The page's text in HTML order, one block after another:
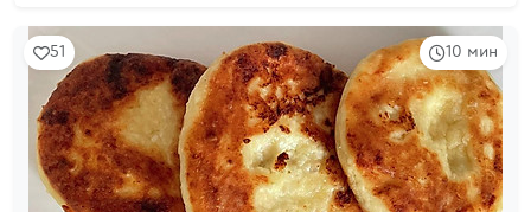
10 мин
51